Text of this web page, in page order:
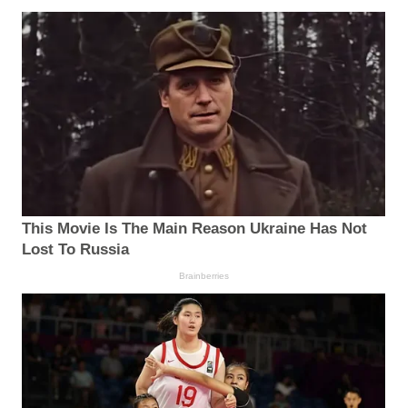
This Movie Is The Main Reason Ukraine Has Not
Lost To Russia
Brainberries